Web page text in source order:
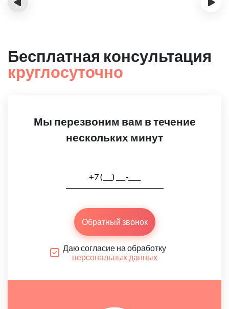
Бесплатная консультация
круглосуточно
Мы перезвоним вам в течение
нескольких минут
Обратный звонок
Даю согласие на обработку
персональных данных